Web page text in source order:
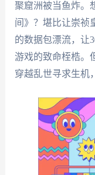
聚窟洲被当鱼炸。
间》？堪比让崇祯
的数据包漂流，让
游戏的致命桎梏。
穿越乱世寻求生机